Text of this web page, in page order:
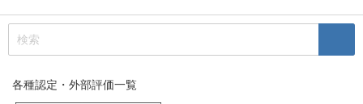
各種認定・外部評価一覧